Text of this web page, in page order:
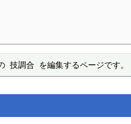
技調合 を編集するページです。